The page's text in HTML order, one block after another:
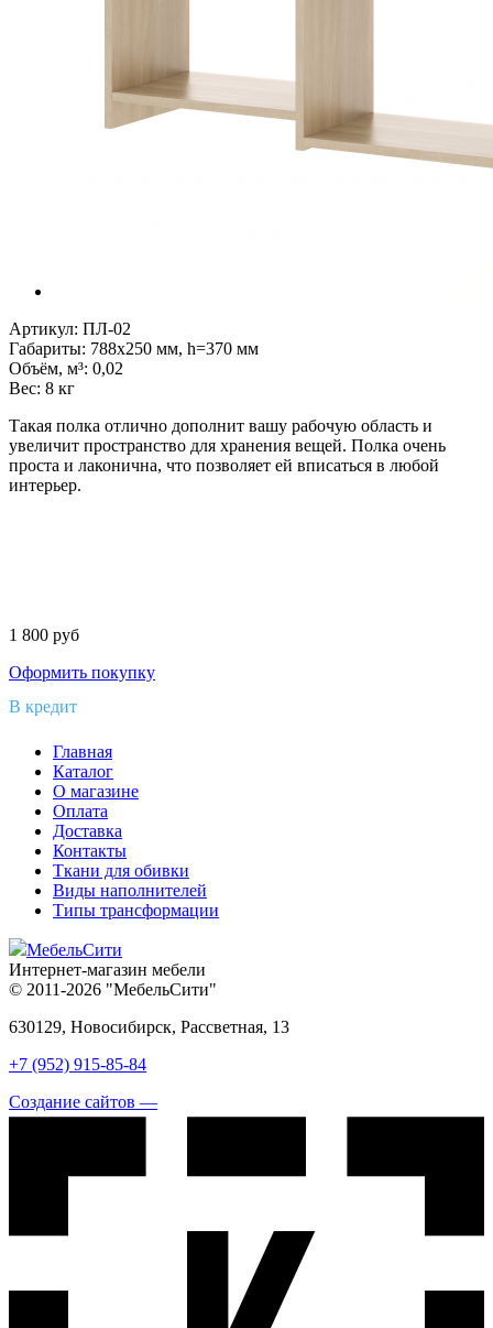
Артикул: ПЛ-02
Габариты: 788x250 мм, h=370 мм
Объём, м³: 0,02
Вес: 8 кг
Такая полка отлично дополнит вашу рабочую область и
увеличит пространство для хранения вещей. Полка очень
проста и лаконична, что позволяет ей вписаться в любой
интерьер.
1 800 руб
Оформить покупку
В кредит
Главная
Каталог
О магазине
Оплата
Доставка
Контакты
Ткани для обивки
Виды наполнителей
Типы трансформации
МебельСити
Интернет-магазин мебели
© 2011-2026 "МебельСити"
630129, Новосибирск, Рассветная, 13
+7 (952) 915-85-84
Создание сайтов —